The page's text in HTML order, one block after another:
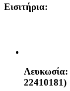
Εισιτήρια:
Λευκωσία:
22410181)